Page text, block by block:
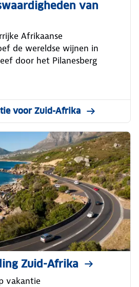
van
Afrikaanse
de wereldse wijnen in
door het Pilanesberg
voor Zuid-Afrika
Zuid-Afrika
vakantie